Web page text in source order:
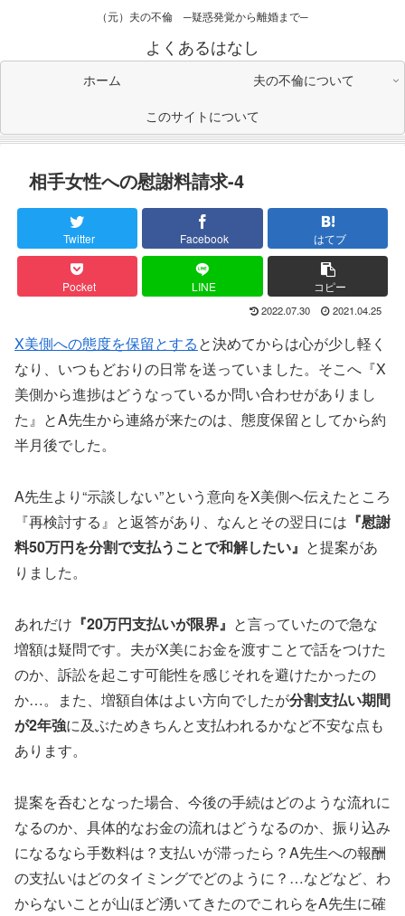
（元）夫の不倫 ─疑惑発覚から離婚まで─
よくあるはなし
ホーム
夫の不倫について
このサイトについて
相手女性への慰謝料請求-4
Twitter Facebook はてブ
Pocket LINE コピー
2022.07.30 2021.04.25
X美側への態度を保留とすると決めてからは心が少し軽く
なり、いつもどおりの日常を送っていました。そこへ『X
美側から進捗はどうなっているか問い合わせがありまし
た』とA先生から連絡が来たのは、態度保留としてから約
半月後でした。
A先生より“示談しない”という意向をX美側へ伝えたところ
『再検討する』と返答があり、なんとその翌日には 『慰謝
料50万円を分割で支払うことで和解したい』 と提案があ
りました。
あれだけ 『20万円支払いが限界』 と言っていたので急な
増額は疑問です。夫がX美にお金を渡すことで話をつけた
のか、訴訟を起こす可能性を感じそれを避けたかったの
か…。また、増額自体はよい方向でしたが分割支払い期間
が2年強に及ぶためきちんと支払われるかなど不安な点も
あります。
提案を呑むとなった場合、今後の手続はどのような流れに
なるのか、具体的なお金の流れはどうなるのか、振り込み
になるなら手数料は？支払いが滞ったら？A先生への報酬
の支払いはどのタイミングでどのように？…などなど、わ
からないことが山ほど湧いてきたのでこれらをA先生に確